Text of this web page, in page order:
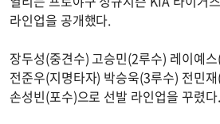
라인업을 공개했다.
장두성(중견수) 고승민(2루수) 레이예
전준우(지명타자) 박승욱(3루수) 전민
손성빈(포수)으로 선발 라인업을 꾸렸다.